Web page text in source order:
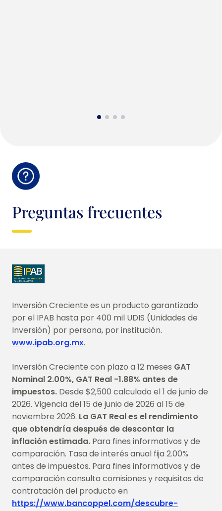
Preguntas frecuentes
Inversión Creciente es un producto garantizado
por el IPAB hasta por 400 mil UDIS (Unidades de
Inversión) por persona, por institución.
www.ipab.org.mx.
Inversión Creciente con plazo a 12 meses GAT
Nominal 2.00%, GAT Real -1.88% antes de
impuestos. Desde $2,500 calculado el 1 de junio de
2026. Vigencia del 15 de junio de 2026 al 15 de
noviembre 2026. La GAT Real es el rendimiento
que obtendría después de descontar la
inflación estimada. Para fines informativos y de
comparación. Tasa de interés anual fija 2.00%
antes de impuestos. Para fines informativos y de
comparación consulta comisiones y requisitos de
contratación del producto en
https://www.bancoppel.com/descubre-